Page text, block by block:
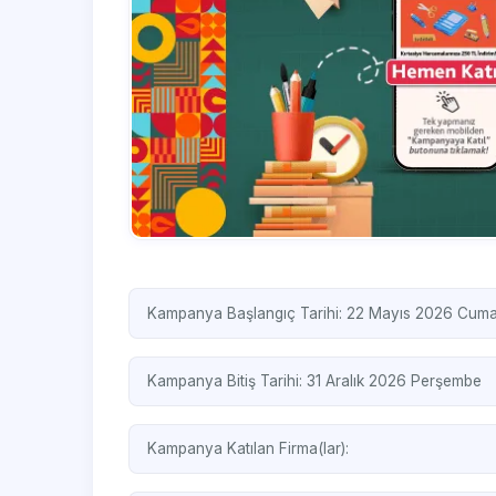
Kampanya Başlangıç Tarihi: 22 Mayıs 2026
Kampanya Bitiş Tarihi: 31 Aralık 2026 Perşembe
Kampanya Katılan Firma(lar):